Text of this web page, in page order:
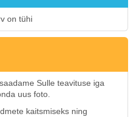
on tühi
Sulle teavituse iga
uus foto.
kaitsmiseks ning